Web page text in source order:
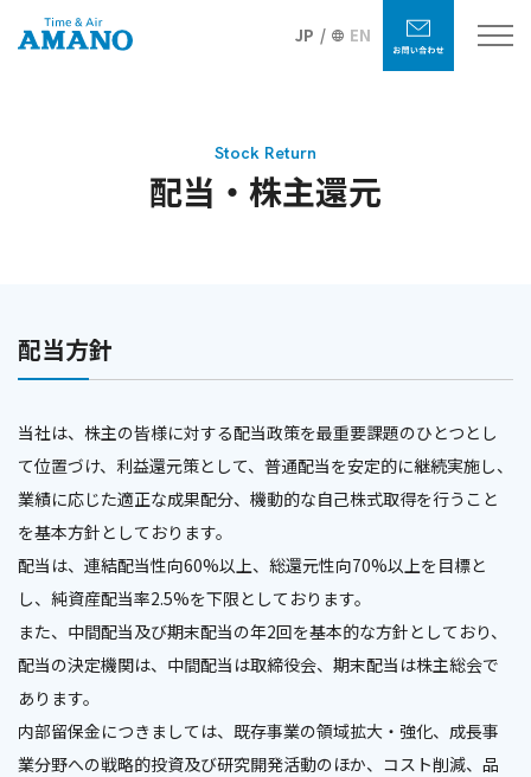
JP EN
Stock Return
配当・株主還元
配当方針
当社は、株主の皆様に対する配当政策を最重要課題のひとつとし
て位置づけ、利益還元策として、普通配当を安定的に継続実施し、
業績に応じた適正な成果配分、機動的な自己株式取得を行うこと
を基本方針としております。
配当は、連結配当性向60%以上、総還元性向70%以上を目標と
し、純資産配当率2.5%を下限としております。
また、中間配当及び期末配当の年2回を基本的な方針としており、
配当の決定機関は、中間配当は取締役会、期末配当は株主総会で
あります。
内部留保金につきましては、既存事業の領域拡大・強化、成長事
業分野への戦略的投資及び研究開発活動のほか、コスト削減、品